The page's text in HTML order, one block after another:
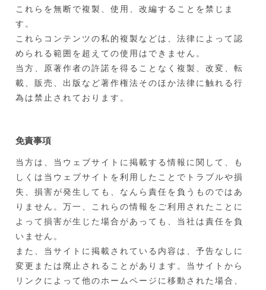
これらを無断で複製、使用、改編することを禁じま
す。
これらコンテンツの私的複製などは、法律によって認
められる範囲を超えての使用はできません。
当方、原著作者の許諾を得ることなく複製、改変、転
載、販売、出版など著作権法そのほか法律に触れる行
為は禁止されております。
免責事項
当方は、当ウェブサイトに掲載する情報に関して、も
しくは当ウェブサイトを利用したことでトラブルや損
失、損害が発生しても、なんら責任を負うものではあ
りません。万一、これらの情報をご利用されたことに
よって損害が生じた場合があっても、当社は責任を負
いません。
また、当サイトに掲載されている内容は、予告なしに
変更または廃止されることがあります。当サイトから
リンクによって他のホームページに移動された場合、